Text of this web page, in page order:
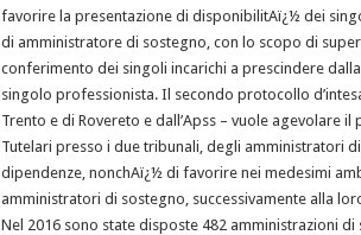
favorire la presentazione di disponibilitAï¿½ dei
di amministratore di sostegno, con lo scopo di
conferimento dei singoli incarichi a prescindere
singolo professionista. Il secondo protocollo
Trento e di Rovereto e dall’Apss – vuole agevolare
Tutelari presso i due tribunali, degli amministratori
dipendenze, nonchAï¿½ di favorire nei medesimi
amministratori di sostegno, successivamente alla
Nel 2016 sono state disposte 482 amministrazioni